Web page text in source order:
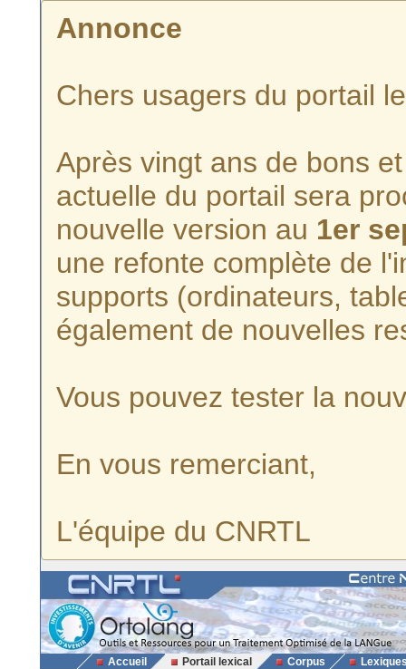
Annonce
Chers usagers du portail
Après vingt ans de bons
actuelle du portail sera
nouvelle version au 1er
une refonte complète de
supports (ordinateurs,
également de nouvelles
Vous pouvez tester la
En vous remerciant,
L'équipe du CNRTL
Accueil Portail lexical Corpus